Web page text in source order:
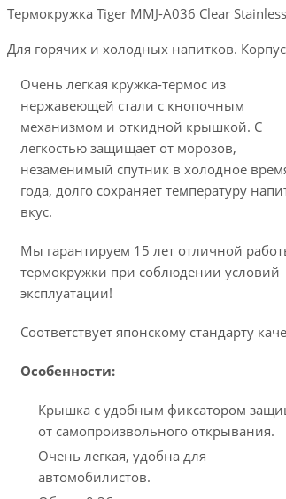
Термокружка Tiger MMJ-A036 Clear
Для горячих и холодных напитков.
Очень лёгкая кружка-термос из
нержавеющей стали с кнопочным
механизмом и откидной крышкой. С
легкостью защищает от морозов,
незаменимый спутник в холодное
года, долго сохраняет температуру
вкус.
Мы гарантируем 15 лет отличной
термокружки при соблюдении условий
эксплуатации!
Соответствует японскому стандарту
Особенности:
Крышка с удобным фиксатором
от самопроизвольного открывания.
Очень легкая, удобна для
автомобилистов.